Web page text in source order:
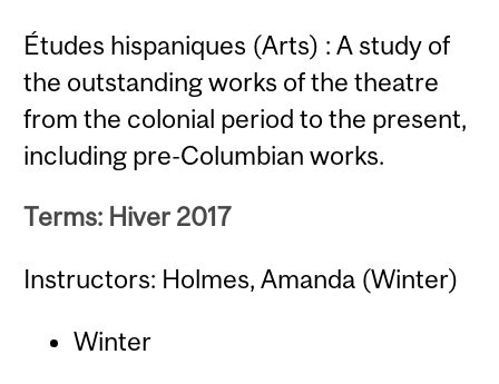
Études hispaniques (Arts) : A study of
the outstanding works of the theatre
from the colonial period to the present,
including pre-Columbian works.
Terms: Hiver 2017
Instructors: Holmes, Amanda (Winter)
Winter